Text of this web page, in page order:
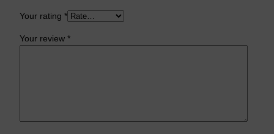
Your rating *
Your review *